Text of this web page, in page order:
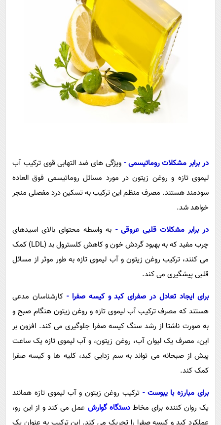
در برابر مشکلات روماتیسمی - ویژگی های ضد التهابی قوی ترکیب آب
لیموی تازه و روغن زیتون در مورد مسائل روماتیسمی فوق العاده
سودمند هستند. مصرف منظم این ترکیب به تسکین درد مفصلی منجر
خواهد شد.
در برابر مشکلات قلبی عروقی - به واسطه محتوای بالای اسیدهای
چرب مفید که به بهبود گردش خون و کاهش کلسترول بد (LDL) کمک
می کنند، ترکیب روغن زیتون و آب لیموی تازه به طور موثر از مسائل
قلبی پیشگیری می کند.
برای ایجاد تعادل در صفرای کبد و کیسه صفرا - کارشناسان مدعی
هستند که مصرف ترکیب آب لیموی تازه و روغن زیتون هنگام صبح و
به صورت ناشتا از رشد سنگ کیسه صفرا جلوگیری می کند. افزون بر
این، مصرف یک لیوان آب، روغن زیتون، و آب لیموی تازه یک ساعت
پیش از صبحانه می تواند به سم زدایی کبد، کلیه ها و کیسه صفرا
کمک کند.
برای مبارزه با یبوست - ترکیب روغن زیتون و آب لیموی تازه همانند
یک روان کننده برای مخاطدستگاه گوارش عمل می کند و از این رو،